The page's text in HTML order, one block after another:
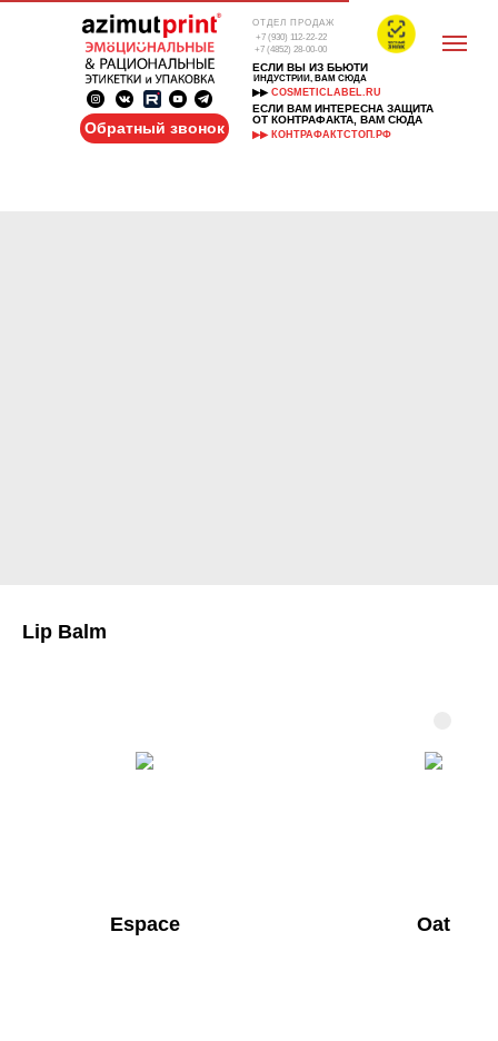
+7 (4852) 28-00-00
Обратный звонок
+7 (930) 112-22-22
ОТДЕЛ ПРОДАЖ
ИНДУСТРИИ, ВАМ СЮДА
ЕСЛИ ВЫ ИЗ БЬЮТИ
▶▶ COSMETICLABEL.RU
ЕСЛИ ВАМ ИНТЕРЕСНА ЗАЩИТА
ОТ КОНТРАФАКТА, ВАМ СЮДА
▶▶ КОНТРАФАКТСТОП.РФ
Lip Balm
Espace Oat